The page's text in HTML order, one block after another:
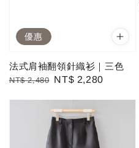
優惠
法式肩袖翻領針織衫｜三色
Regular
NT$ 2,480
Sale
NT$ 2,280